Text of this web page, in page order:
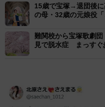
15歳で宝塚→退団後
の母・32歳の元娘役
難関校から宝塚歌劇
見で脱水症 まっすぐ